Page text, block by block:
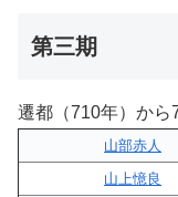
第三期
遷都（710年）から
山部赤人
山上憶良